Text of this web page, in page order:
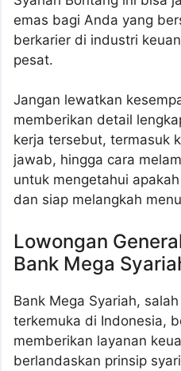
emas bagi Anda yang
berkarier di industri
pesat.
Jangan lewatkan
memberikan detail
kerja tersebut, termasuk
jawab, hingga cara
untuk mengetahui
dan siap melangkah
Lowongan
Bank Mega
Bank Mega Syariah,
terkemuka di Indonesia,
memberikan layanan
berlandaskan prinsip